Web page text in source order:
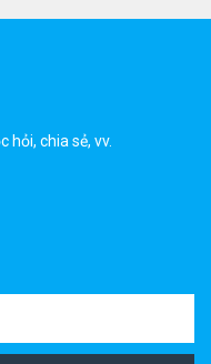
hỏi, chia sẻ, vv.